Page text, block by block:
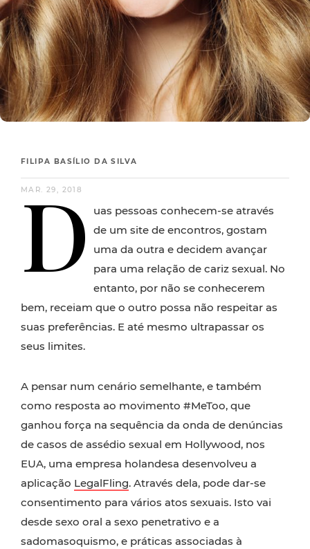
FILIPA BASÍLIO DA SILVA
MAR. 29, 2018
D
uas pessoas conhecem-se através
de um site de encontros, gostam
uma da outra e decidem avançar
para uma relação de cariz sexual. No
entanto, por não se conhecerem
bem, receiam que o outro possa não respeitar as
suas preferências. E até mesmo ultrapassar os
seus limites.
A pensar num cenário semelhante, e também
como resposta ao movimento #MeToo, que
ganhou força na sequência da onda de denúncias
de casos de assédio sexual em Hollywood, nos
EUA, uma empresa holandesa desenvolveu a
aplicação LegalFling. Através dela, pode dar-se
consentimento para vários atos sexuais. Isto vai
desde sexo oral a sexo penetrativo e a
sadomasoquismo, e práticas associadas à